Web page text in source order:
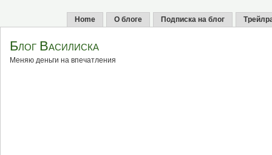
Home О блоге Подписка на блог
Блог Василиска
Меняю деньги на впечатления